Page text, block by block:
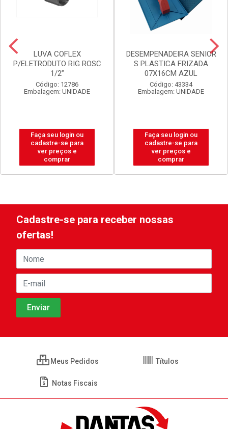
LUVA COFLEX
P/ELETRODUTO RIG ROSC
1/2”
Código: 12786
Embalagem: UNIDADE
Faça seu login ou
cadastre-se para
ver preços e
comprar
DESEMPENADEIRA SENIOR
S PLASTICA FRIZADA
07X16CM AZUL
Código: 43334
Embalagem: UNIDADE
Faça seu login ou
cadastre-se para
ver preços e
comprar
Cadastre-se para receber nossas
ofertas!
Meus Pedidos Títulos
Notas Fiscais